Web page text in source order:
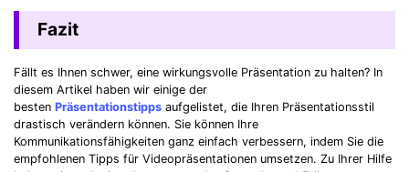
Fazit
Fällt es Ihnen schwer, eine wirkungsvolle Präsentation zu halten? In
diesem Artikel haben wir einige der
besten Präsentationstipps aufgelistet, die Ihren Präsentationsstil
drastisch verändern können. Sie können Ihre
Kommunikationsfähigkeiten ganz einfach verbessern, indem Sie die
empfohlenen Tipps für Videopräsentationen umsetzen. Zu Ihrer Hilfe